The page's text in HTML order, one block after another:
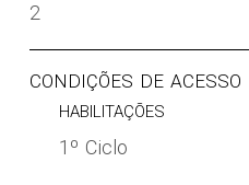
2
CONDIÇÕES DE ACESSO
HABILITAÇÕES
1º Ciclo